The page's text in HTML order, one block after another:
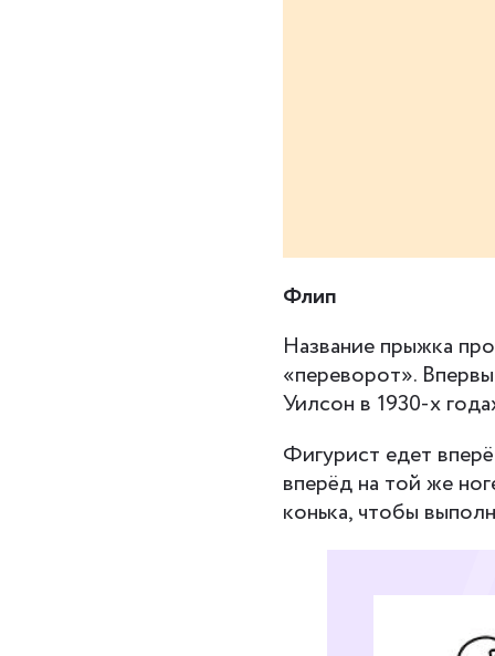
Флип
Название прыжка
«переворот».
Уилсон в 1930-х
Фигурист едет
вперёд на той же
конька, чтобы